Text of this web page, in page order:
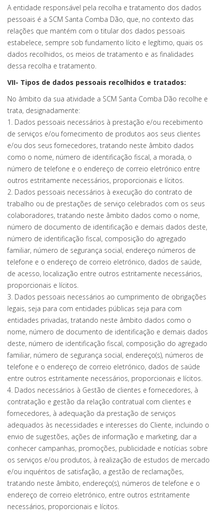
A entidade responsável pela recolha e tratamento dos dados
pessoais é a SCM Santa Comba Dão, que, no contexto das
relações que mantém com o titular dos dados pessoais
estabelece, sempre sob fundamento lícito e legítimo, quais os
dados recolhidos, os meios de tratamento e as finalidades
dessa recolha e tratamento.
VII- Tipos de dados pessoais recolhidos e tratados:
No âmbito da sua atividade a SCM Santa Comba Dão recolhe e
trata, designadamente:
1. Dados pessoais necessários à prestação e/ou recebimento
de serviços e/ou fornecimento de produtos aos seus clientes
e/ou dos seus fornecedores, tratando neste âmbito dados
como o nome, número de identificação fiscal, a morada, o
número de telefone e o endereço de correio eletrónico entre
outros estritamente necessários, proporcionais e lícitos.
2. Dados pessoais necessários à execução do contrato de
trabalho ou de prestações de serviço celebrados com os seus
colaboradores, tratando neste âmbito dados como o nome,
número de documento de identificação e demais dados deste,
número de identificação fiscal, composição do agregado
familiar, número de segurança social, endereço números de
telefone e o endereço de correio eletrónico, dados de saúde,
de acesso, localização entre outros estritamente necessários,
proporcionais e lícitos.
3. Dados pessoais necessários ao cumprimento de obrigações
legais, seja para com entidades públicas seja para com
entidades privadas, tratando neste âmbito dados como o
nome, número de documento de identificação e demais dados
deste, número de identificação fiscal, composição do agregado
familiar, número de segurança social, endereço(s), números de
telefone e o endereço de correio eletrónico, dados de saúde
entre outros estritamente necessários, proporcionais e lícitos.
4. Dados necessários à Gestão de clientes e fornecedores, à
contratação e gestão da relação contratual com clientes e
fornecedores, à adequação da prestação de serviços
adequados às necessidades e interesses do Cliente, incluindo o
envio de sugestões, ações de informação e marketing, dar a
conhecer campanhas, promoções, publicidade e notícias sobre
os serviços e/ou produtos, à realização de estudos de mercado
e/ou inquéritos de satisfação, a gestão de reclamações,
tratando neste âmbito, endereço(s), números de telefone e o
endereço de correio eletrónico, entre outros estritamente
necessários, proporcionais e lícitos.